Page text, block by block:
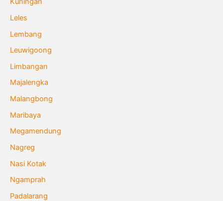
Leles
Lembang
Leuwigoong
Limbangan
Majalengka
Malangbong
Maribaya
Megamendung
Nagreg
Nasi Kotak
Ngamprah
Padalarang